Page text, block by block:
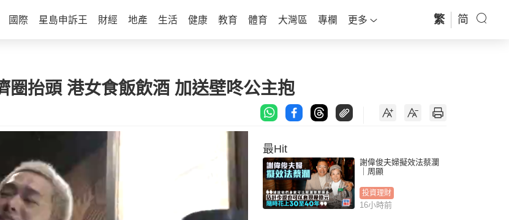
國際 星島申訴王 財經 地產 生活 健康 教育 體育 大灣區 專欄 更多 繁 简
圈抬頭 港女食飯飲酒 加送壁咚公主抱
最Hit
謝偉俊夫婦擬效法蔡瀾
｜周顯
投資理財
16小時前